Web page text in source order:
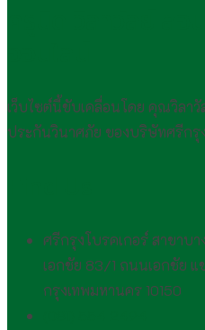
เว็บไซต์นี้ขับเคลื่อนโดย คุณวิล
ประกันวินาศภัย ของบริษัทศรีกรุ
ศรีกรุงโบรคเกอร์ สาขาบ
เอกชัย 83/1 ถนนเอกชัย
กรุงเทพมหานคร 10150